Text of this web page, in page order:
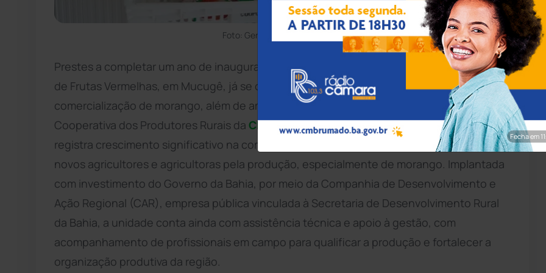
Foto: Geraldo Carvalho/GOVBA
Prestes a completar um ano de inauguração, em agosto, a Unidade de Beneficiamento
de Frutas Vermelhas, em Mucugê, já se consolida como referência naBahiana
comercialização de morango, além de amora, framboesa, mirtilo e maracujá. Gerido pela
Cooperativa dos Produtores Rurais da Chapada Diamantina(Coopchapada), o espaço
registra crescimento significativo na comercialização e tem despertado o interesse de
novos agricultores e agricultoras pela produção, especialmente de morango. Implantada
com investimento do Governo da Bahia, por meio da Companhia de Desenvolvimento e
Ação Regional (CAR), empresa pública vinculada à Secretaria de Desenvolvimento Rural
da Bahia, a unidade conta ainda com assistência técnica e apoio à gestão, com
acompanhamento de profissionais em campo para qualificar a produção e fortalecer a
organização produtiva da região.
Fecha em